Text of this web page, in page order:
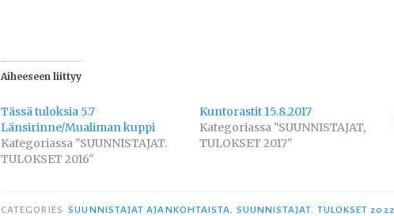
Aiheeseen liittyy
Tässä tuloksia 5.7
Länsirinne/Mualiman kuppi
Kategoriassa "SUUNNISTAJAT.
TULOKSET 2016"
Kuntorastit 15.8.2017
Kategoriassa "SUUNNISTAJAT,
TULOKSET 2017"
CATEGORIES SUUNNISTAJAT AJANKOHTAISTA SUUNNISTAJAT. TULOKSET 2022